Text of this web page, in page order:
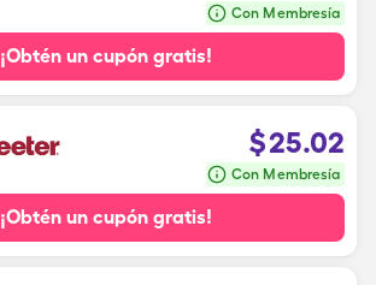
Con Membresía
¡Obtén un cupón gratis!
$25.02
Con Membresía
¡Obtén un cupón gratis!